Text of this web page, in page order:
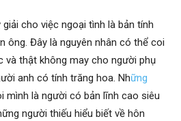
cho việc ngoại tình là bản tính
ông. Đây là nguyên nhân có thể coi
và thật không may cho người phụ
anh có tính trăng hoa. Những
mình là người có bản lĩnh cao siêu
người thiếu hiểu biết về hôn